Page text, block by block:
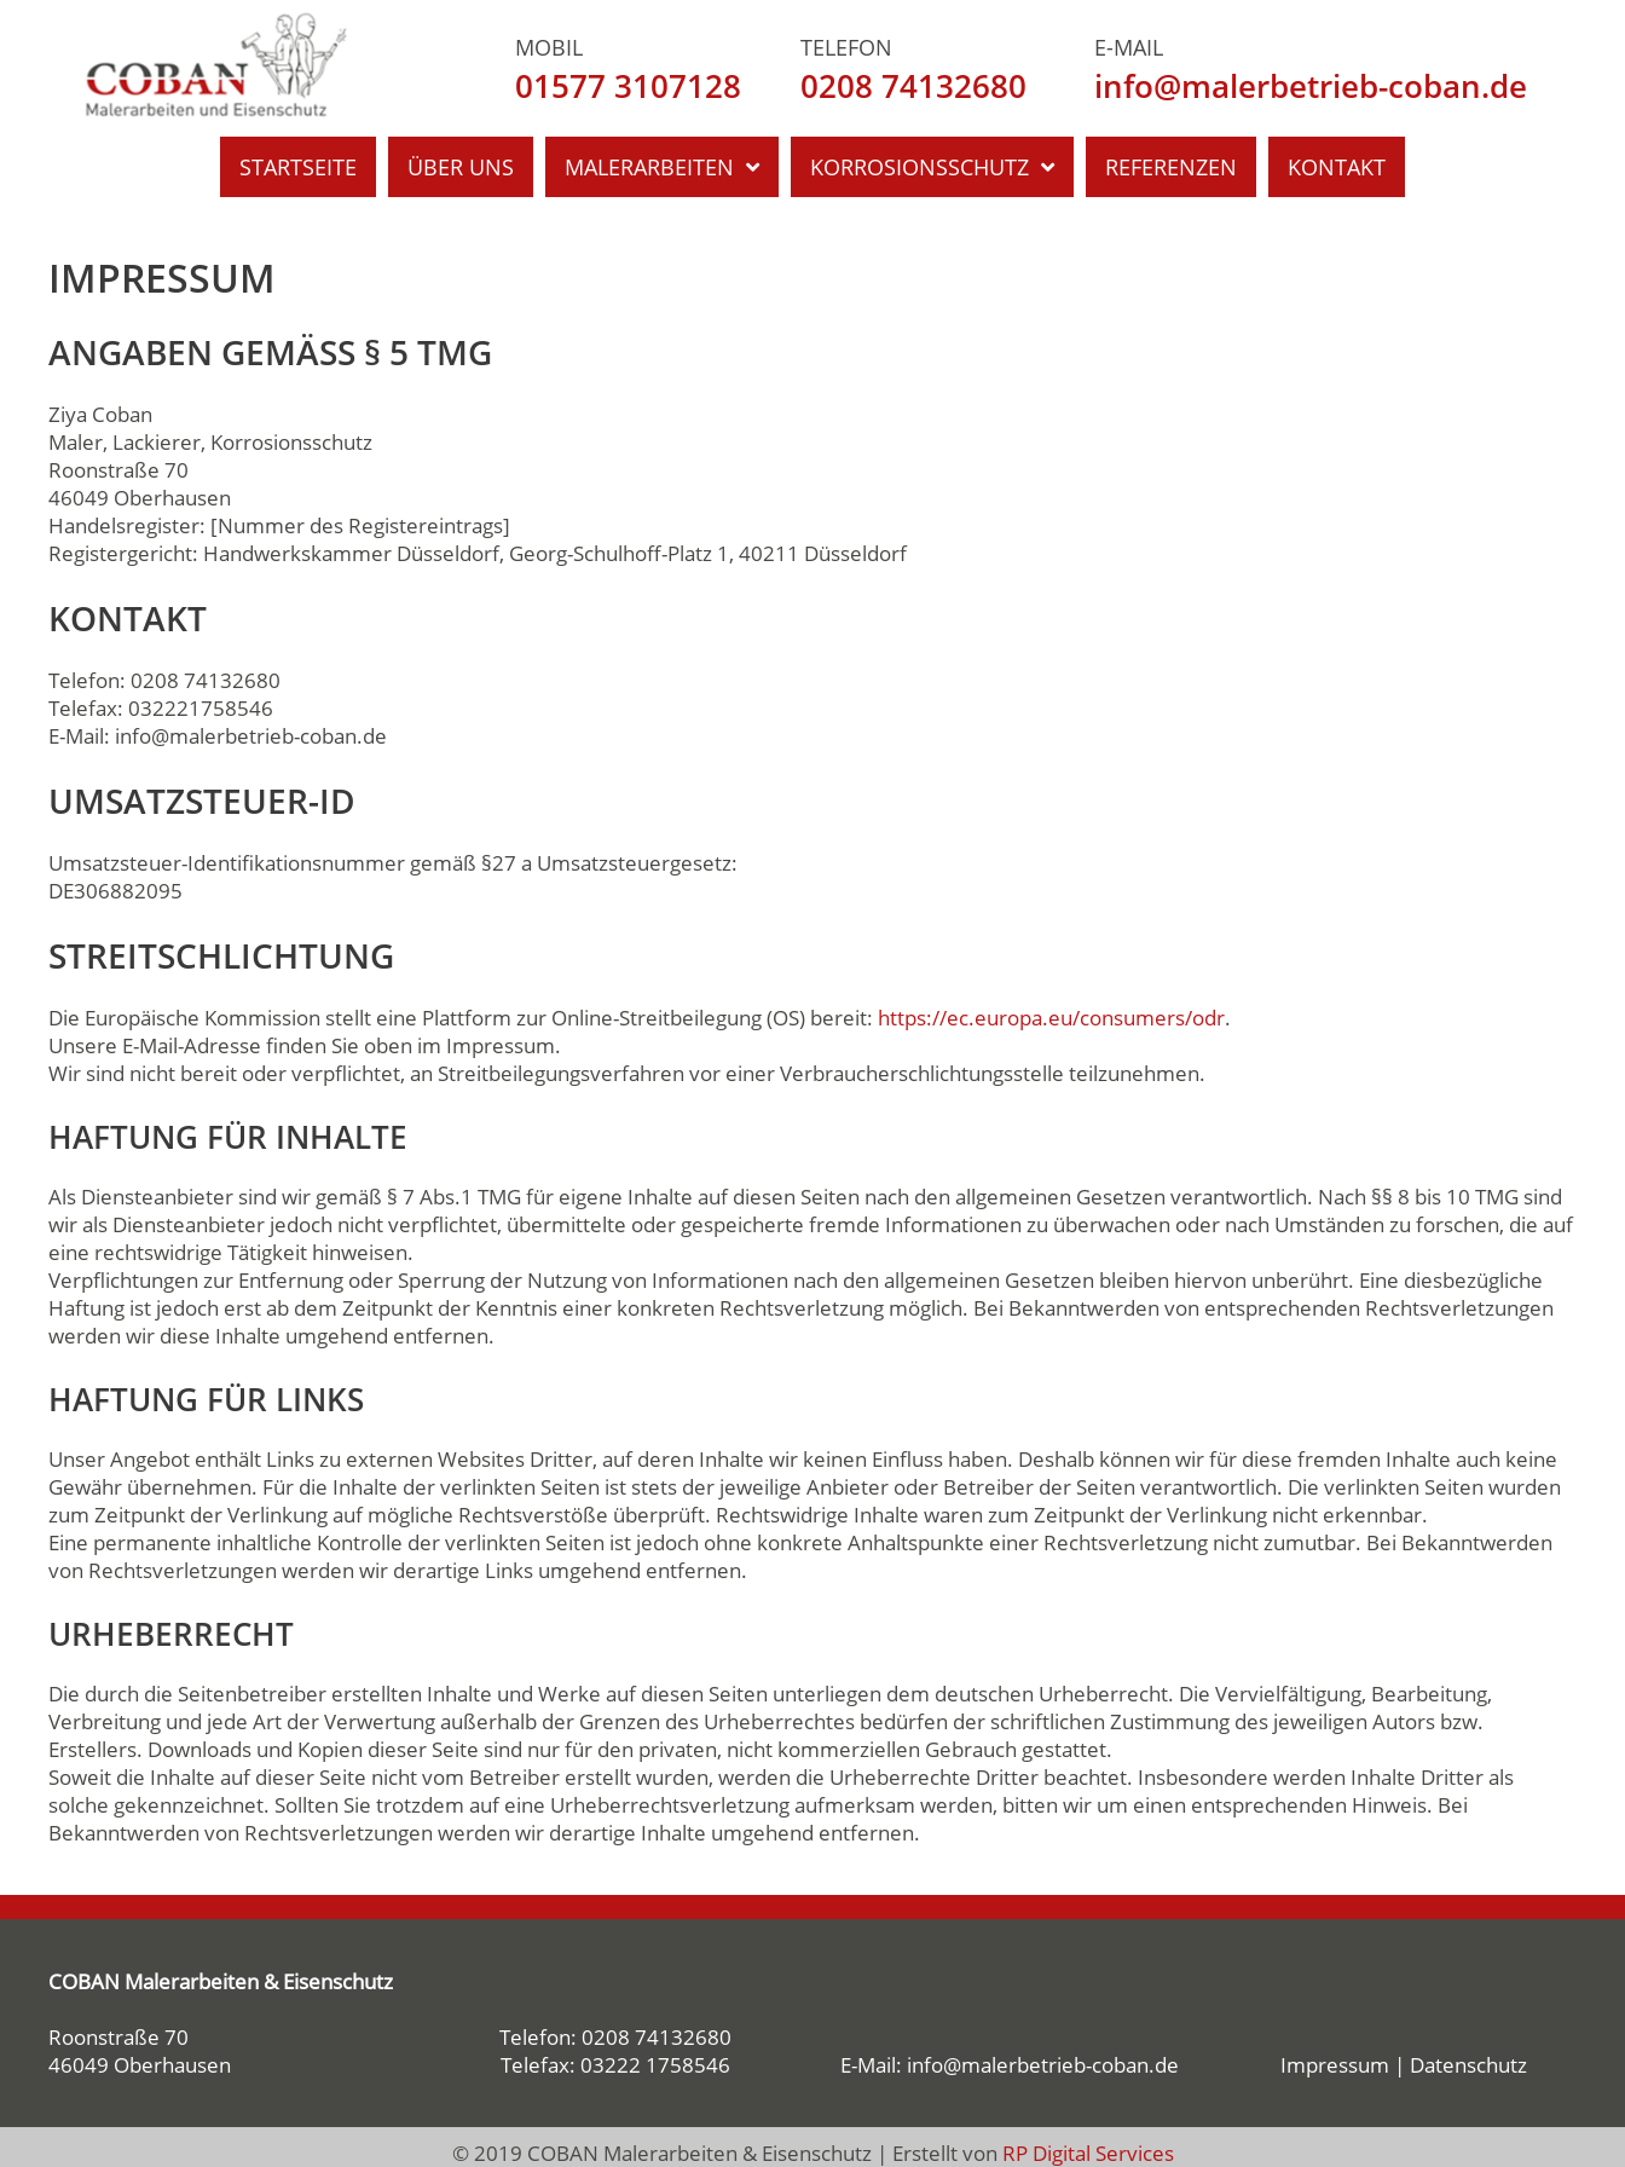
MOBIL
01577 3107128
TELEFON
0208 74132680
E-MAIL
info@malerbetrieb-coban.de
STARTSEITE ÜBER UNS MALERARBEITEN KORROSIONSSCHUTZ REFERENZEN KONTAKT
IMPRESSUM
ANGABEN GEMÄSS § 5 TMG
Ziya Coban
Maler, Lackierer, Korrosionsschutz
Roonstraße 70
46049 Oberhausen
Handelsregister: [Nummer des Registereintrags]
Registergericht: Handwerkskammer Düsseldorf, Georg-Schulhoff-Platz 1, 40211 Düsseldorf
KONTAKT
Telefon: 0208 74132680
Telefax: 032221758546
E-Mail: info@malerbetrieb-coban.de
UMSATZSTEUER-ID
Umsatzsteuer-Identifikationsnummer gemäß §27 a Umsatzsteuergesetz:
DE306882095
STREITSCHLICHTUNG
Die Europäische Kommission stellt eine Plattform zur Online-Streitbeilegung (OS) bereit: https://ec.europa.eu/consumers/odr.
Unsere E-Mail-Adresse finden Sie oben im Impressum.
Wir sind nicht bereit oder verpflichtet, an Streitbeilegungsverfahren vor einer Verbraucherschlichtungsstelle teilzunehmen.
HAFTUNG FÜR INHALTE
Als Diensteanbieter sind wir gemäß § 7 Abs.1 TMG für eigene Inhalte auf diesen Seiten nach den allgemeinen Gesetzen verantwortlich. Nach §§ 8 bis 10 TMG sind
wir als Diensteanbieter jedoch nicht verpflichtet, übermittelte oder gespeicherte fremde Informationen zu überwachen oder nach Umständen zu forschen, die auf
eine rechtswidrige Tätigkeit hinweisen.
Verpflichtungen zur Entfernung oder Sperrung der Nutzung von Informationen nach den allgemeinen Gesetzen bleiben hiervon unberührt. Eine diesbezügliche
Haftung ist jedoch erst ab dem Zeitpunkt der Kenntnis einer konkreten Rechtsverletzung möglich. Bei Bekanntwerden von entsprechenden Rechtsverletzungen
werden wir diese Inhalte umgehend entfernen.
HAFTUNG FÜR LINKS
Unser Angebot enthält Links zu externen Websites Dritter, auf deren Inhalte wir keinen Einfluss haben. Deshalb können wir für diese fremden Inhalte auch keine
Gewähr übernehmen. Für die Inhalte der verlinkten Seiten ist stets der jeweilige Anbieter oder Betreiber der Seiten verantwortlich. Die verlinkten Seiten wurden
zum Zeitpunkt der Verlinkung auf mögliche Rechtsverstöße überprüft. Rechtswidrige Inhalte waren zum Zeitpunkt der Verlinkung nicht erkennbar.
Eine permanente inhaltliche Kontrolle der verlinkten Seiten ist jedoch ohne konkrete Anhaltspunkte einer Rechtsverletzung nicht zumutbar. Bei Bekanntwerden
von Rechtsverletzungen werden wir derartige Links umgehend entfernen.
URHEBERRECHT
Die durch die Seitenbetreiber erstellten Inhalte und Werke auf diesen Seiten unterliegen dem deutschen Urheberrecht. Die Vervielfältigung, Bearbeitung,
Verbreitung und jede Art der Verwertung außerhalb der Grenzen des Urheberrechtes bedürfen der schriftlichen Zustimmung des jeweiligen Autors bzw.
Erstellers. Downloads und Kopien dieser Seite sind nur für den privaten, nicht kommerziellen Gebrauch gestattet.
Soweit die Inhalte auf dieser Seite nicht vom Betreiber erstellt wurden, werden die Urheberrechte Dritter beachtet. Insbesondere werden Inhalte Dritter als
solche gekennzeichnet. Sollten Sie trotzdem auf eine Urheberrechtsverletzung aufmerksam werden, bitten wir um einen entsprechenden Hinweis. Bei
Bekanntwerden von Rechtsverletzungen werden wir derartige Inhalte umgehend entfernen.
COBAN Malerarbeiten & Eisenschutz
Roonstraße 70
46049 Oberhausen
Telefon: 0208 74132680
Telefax: 03222 1758546
E-Mail: info@malerbetrieb-coban.de Impressum | Datenschutz
© 2019 COBAN Malerarbeiten & Eisenschutz | Erstellt von RP Digital Services